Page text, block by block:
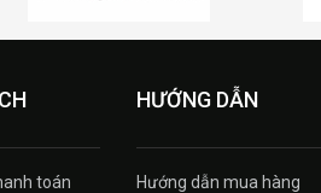
toán
HƯỚNG DẪN
Hướng dẫn mua hàng